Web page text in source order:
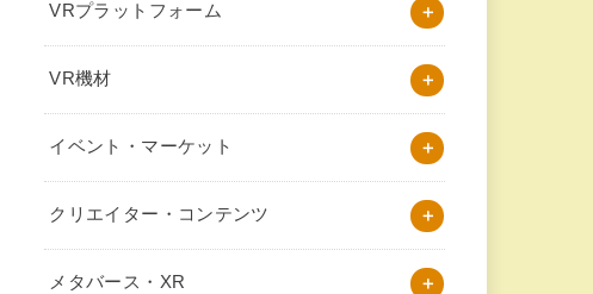
VRプラットフォーム
VR機材
イベント・マーケット
クリエイター・コンテンツ
メタバース・XR